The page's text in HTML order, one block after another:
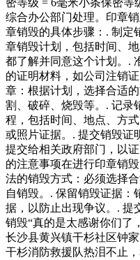
密等级 = 6毫米小条保密
综合办公部门处理。印章
章销毁的具体步骤：. 制定
章销毁计划，包括时间、
都了解并同意这个计划。.
的证明材料，如公司注销
章：根据计划，选择合适
割、破碎、烧毁等。. 记录
程，包括时间、地点、方
或照片证据。. 提交销毁证
提交给相关政府部门，以
的注意事项在进行印章销
法的销毁方式：必须选择
自销毁。. 保留销毁证据：
据，以防止出现争议。. 提
销毁“真的是太感谢你们了
长沙县黄兴镇干杉社区钟
干杉消防救援队热泪不止